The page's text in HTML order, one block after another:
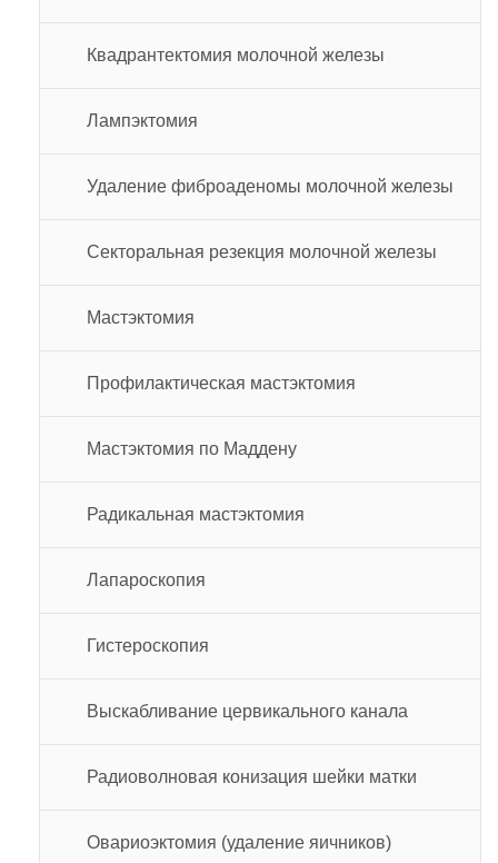
Квадрантектомия молочной железы
Лампэктомия
Удаление фиброаденомы молочной железы
Секторальная резекция молочной железы
Мастэктомия
Профилактическая мастэктомия
Мастэктомия по Маддену
Радикальная мастэктомия
Лапароскопия
Гистероскопия
Выскабливание цервикального канала
Радиоволновая конизация шейки матки
Овариоэктомия (удаление яичников)